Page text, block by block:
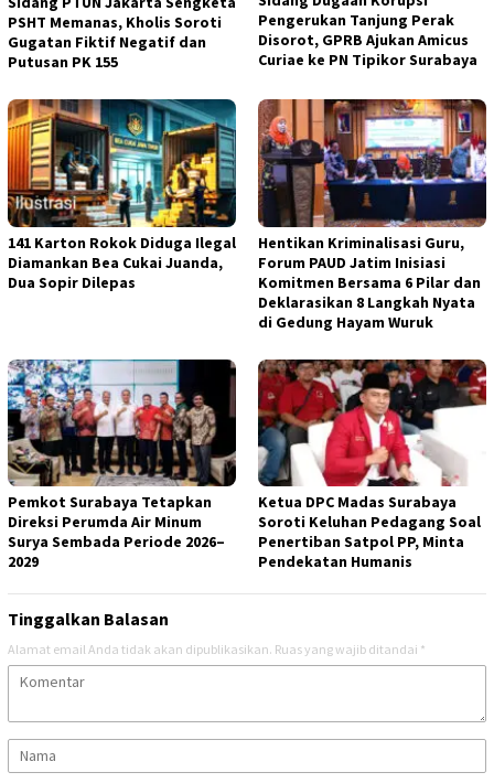
PSHT Memanas, Kholis Soroti
Gugatan Fiktif Negatif dan
Putusan PK 155
Pengerukan Tanjung Perak
Disorot, GPRB Ajukan Amicus
Curiae ke PN Tipikor Surabaya
141 Karton Rokok Diduga Ilegal
Diamankan Bea Cukai Juanda,
Dua Sopir Dilepas
Hentikan Kriminalisasi Guru,
Forum PAUD Jatim Inisiasi
Komitmen Bersama 6 Pilar dan
Deklarasikan 8 Langkah Nyata
di Gedung Hayam Wuruk
Pemkot Surabaya Tetapkan
Direksi Perumda Air Minum
Surya Sembada Periode 2026–
2029
Ketua DPC Madas Surabaya
Soroti Keluhan Pedagang Soal
Penertiban Satpol PP, Minta
Pendekatan Humanis
Tinggalkan Balasan
Alamat email Anda tidak akan dipublikasikan. Ruas yang wajib ditandai *